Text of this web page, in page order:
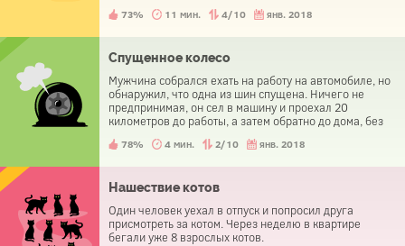
73% 11 мин. 4/10 янв. 2018
Спущенное колесо
Мужчина собрался ехать на работу на автомобиле, но
обнаружил, что одна из шин спущена. Ничего не
предпринимая, он сел в машину и проехал 20
километров до работы, а затем обратно до дома, без
78% 4 мин. 2/10 янв. 2018
Нашествие котов
Один человек уехал в отпуск и попросил друга
присмотреть за котом. Через неделю в квартире
бегали уже 8 взрослых котов.